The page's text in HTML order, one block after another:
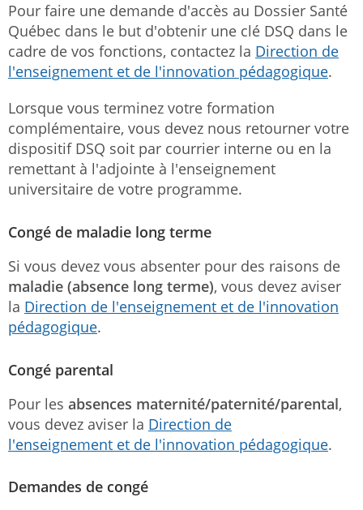
Pour faire une demande d'accès au Dossier Santé
Québec dans le but d'obtenir une clé DSQ dans le
cadre de vos fonctions, contactez la Direction de
l'enseignement et de l'innovation pédagogique.
Lorsque vous terminez votre formation
complémentaire, vous devez nous retourner votre
dispositif DSQ soit par courrier interne ou en la
remettant à l'adjointe à l'enseignement
universitaire de votre programme.
Congé de maladie long terme
Si vous devez vous absenter pour des raisons de
maladie (absence long terme), vous devez aviser
la Direction de l'enseignement et de l'innovation
pédagogique.
Congé parental
Pour les absences maternité/paternité/parental,
vous devez aviser la Direction de
l'enseignement et de l'innovation pédagogique.
Demandes de congé